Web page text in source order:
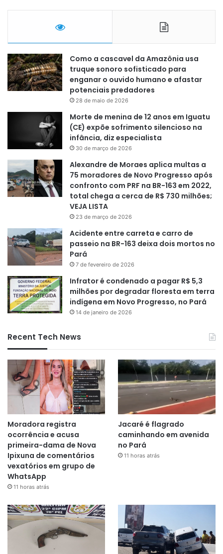
Como a cascavel da Amazônia usa
truque sonoro sofisticado para
enganar o ouvido humano e afastar
potenciais predadores
28 de maio de 2026
Morte de menina de 12 anos em Iguatu
(CE) expõe sofrimento silencioso na
infância, diz especialista
30 de março de 2026
Alexandre de Moraes aplica multas a
75 moradores de Novo Progresso após
confronto com PRF na BR-163 em 2022,
total chega a cerca de R$ 730 milhões;
VEJA LISTA
23 de março de 2026
Acidente entre carreta e carro de
passeio na BR-163 deixa dois mortos no
Pará
7 de fevereiro de 2026
Infrator é condenado a pagar R$ 5,3
milhões por degradar floresta em terra
indígena em Novo Progresso, no Pará
14 de janeiro de 2026
Recent Tech News
Moradora registra
ocorrência e acusa
primeira-dama de Nova
Ipixuna de comentários
vexatórios em grupo de
WhatsApp
11 horas atrás
Jacaré é flagrado
caminhando em avenida
no Pará
11 horas atrás